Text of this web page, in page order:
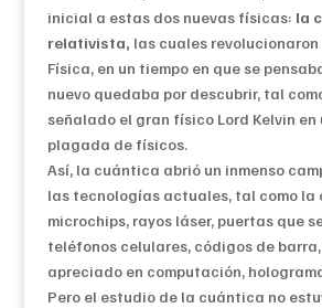
inicial a estas dos nuevas físicas: la
relativista, las cuales revolucionaron
Física, en un tiempo en que se
nuevo quedaba por descubrir, tal
señalado el gran físico Lord Kelvin
plagada de físicos.
Así, la cuántica abrió un inmenso
las tecnologías actuales, tal como la
microchips, rayos láser, puertas que
teléfonos celulares, códigos de
apreciado en computación,
Pero el estudio de la cuántica no